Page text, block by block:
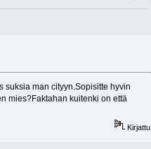
suksia man cityyn.Sopisitte hyvin
mies?Faktahan kuitenki on että
Kirjattu